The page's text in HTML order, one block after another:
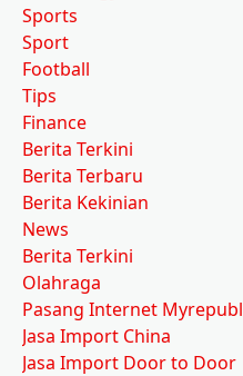
Sports
Sport
Football
Tips
Finance
Berita Terkini
Berita Terbaru
Berita Kekinian
News
Berita Terkini
Olahraga
Pasang Internet
Jasa Import China
Jasa Import Door to Door